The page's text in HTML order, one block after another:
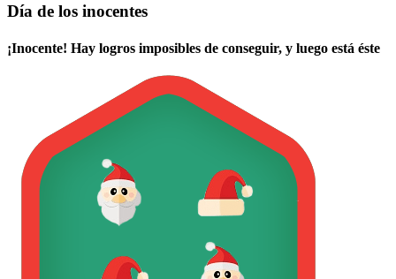
Día de los inocentes
¡Inocente! Hay logros imposibles de conseguir, y luego está éste